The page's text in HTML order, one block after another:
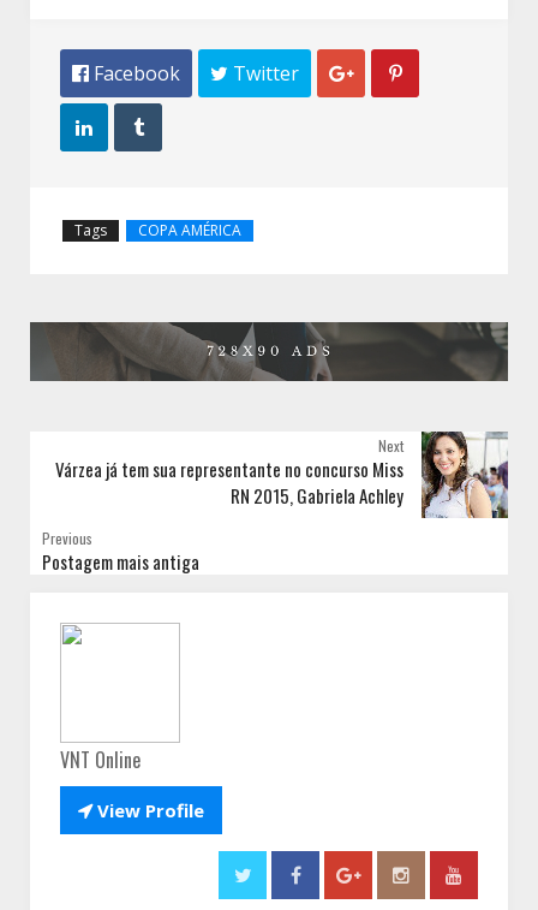
 Facebook  Twitter  
 
Tags COPA AMÉRICA
Next
Várzea já tem sua representante no concurso Miss
RN 2015, Gabriela Achley
Previous
Postagem mais antiga
VNT Online
View Profile